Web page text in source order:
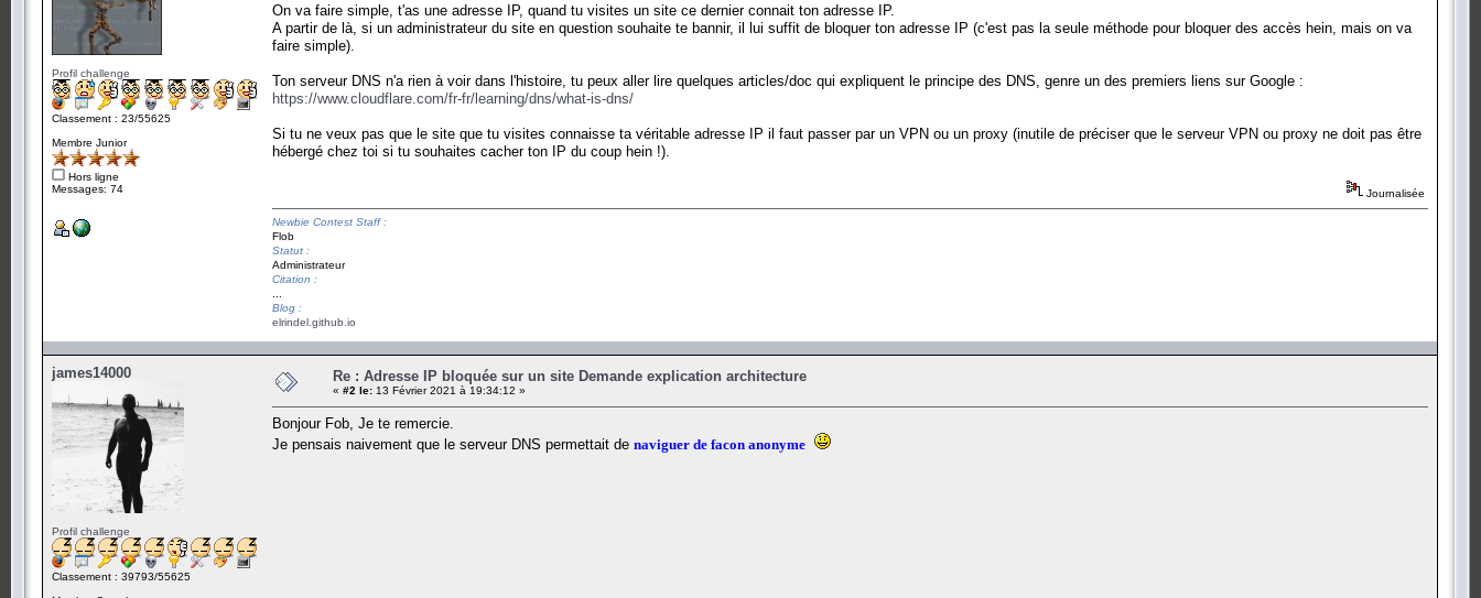
Profil challenge
Classement : 23/55625
Membre Junior
Hors ligne
Messages: 74
On va faire simple, t'as une adresse IP, quand tu visites un site ce dernier connait ton adresse IP.
A partir de là, si un administrateur du site en question souhaite te bannir, il lui suffit de bloquer ton adresse IP (c'est pas la seule méthode pour bloquer des accès hein, mais on va
faire simple).
Ton serveur DNS n'a rien à voir dans l'histoire, tu peux aller lire quelques articles/doc qui expliquent le principe des DNS, genre un des premiers liens sur Google :
https://www.cloudflare.com/fr-fr/learning/dns/what-is-dns/
Si tu ne veux pas que le site que tu visites connaisse ta véritable adresse IP il faut passer par un VPN ou un proxy (inutile de préciser que le serveur VPN ou proxy ne doit pas être
hébergé chez toi si tu souhaites cacher ton IP du coup hein !).
Journalisée
Newbie Contest Staff :
Flob
Statut :
Administrateur
Citation :
Blog :
elrindel.github.io
james14000
Profil challenge
Classement : 39793/55625
Re : Adresse IP bloquée sur un site Demande explication architecture
« #2 le: 13 Février 2021 à 19:34:12 »
Bonjour Fob, Je te remercie.
Je pensais naivement que le serveur DNS permettait de naviguer de facon anonyme